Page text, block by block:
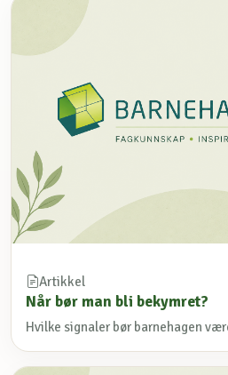
Artikkel
Når bør man bli bekymret?
Hvilke signaler bør barnehagen